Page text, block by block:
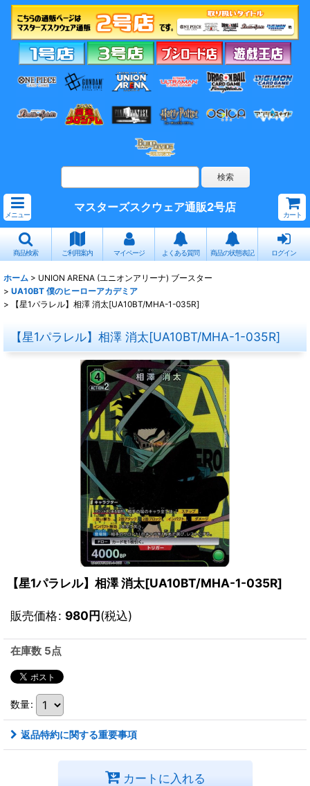
メニュー
マスターズスクウェア通販2号店
カート
商品検索 ご利用案内 マイページ よくある質問 商品の状態表記 ログイン
ホーム > UNION ARENA (ユニオンアリーナ) ブースター
> UA10BT 僕のヒーローアカデミア
>
【星1パラレル】相澤 消太[UA10BT/MHA-1-035R]
【星1パラレル】相澤 消太[UA10BT/MHA-1-035R]
【星1パラレル】相澤 消太[UA10BT/MHA-1-035R]
販売価格: 980円(税込)
在庫数 5点
数量:
返品特約に関する重要事項
カートに入れる